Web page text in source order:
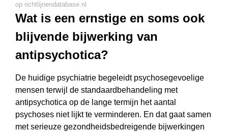
op richtlijnendatabase.nl
Wat is een ernstige en soms ook
blijvende bijwerking van
antipsychotica?
De huidige psychiatrie begeleidt psychosegevoelige
mensen terwijl de standaardbehandeling met
antipsychotica op de lange termijn het aantal
psychoses niet lijkt te verminderen. En dat gaat samen
met serieuze gezondheidsbedreigende bijwerkingen